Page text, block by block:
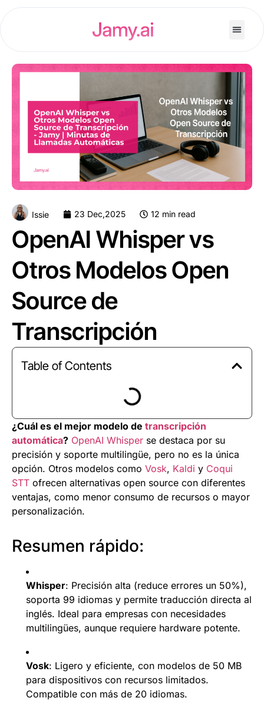
Issie 23 Dec,2025 12 min read
OpenAI Whisper vs
Otros Modelos Open
Source de
Transcripción
Table of Contents
¿Cuál es el mejor modelo de transcripción
automática? OpenAI Whisper se destaca por su
precisión y soporte multilingüe, pero no es la única
opción. Otros modelos como Vosk, Kaldi y Coqui
STT ofrecen alternativas open source con diferentes
ventajas, como menor consumo de recursos o mayor
personalización.
Resumen rápido:
Whisper: Precisión alta (reduce errores un 50%),
soporta 99 idiomas y permite traducción directa al
inglés. Ideal para empresas con necesidades
multilingües, aunque requiere hardware potente.
Vosk: Ligero y eficiente, con modelos de 50 MB
para dispositivos con recursos limitados.
Compatible con más de 20 idiomas.